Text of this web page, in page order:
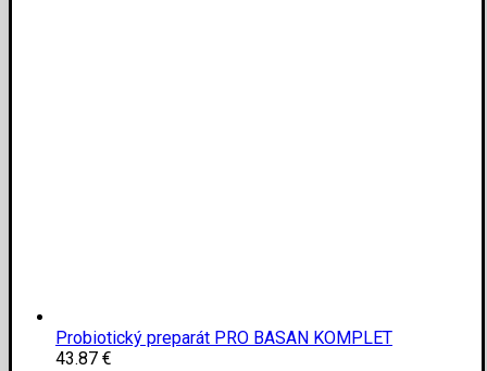
Probiotický preparát PRO BASAN KOMPLET
43.87 €